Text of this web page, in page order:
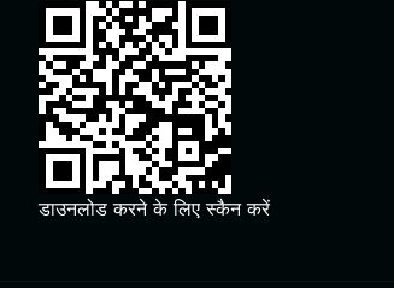
डाउनलोड करने के लिए स्कैन करें